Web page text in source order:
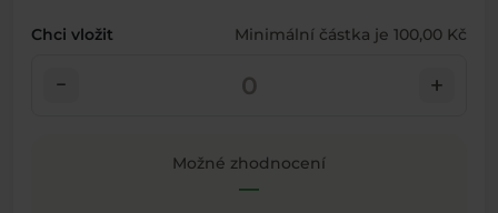
Chci vložit Minimální částka je 100,00 Kč
check_indeterminate_small add
Možné zhodnocení
—